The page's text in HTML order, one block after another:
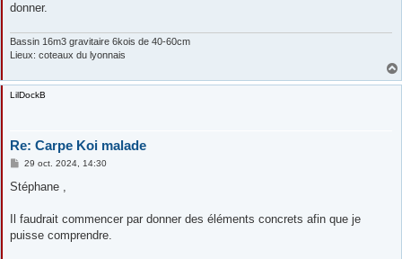
donner.
Bassin 16m3 gravitaire 6kois de 40-60cm
Lieux: coteaux du lyonnais
LilDockB
Re: Carpe Koi malade
M
s
g
29 oct. 2024, 14:30
Stéphane ,
Il faudrait commencer par donner des éléments concrets afin que je
puisse comprendre.